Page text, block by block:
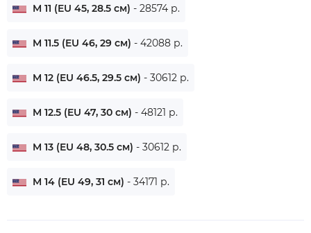
M 11 (EU 45, 28.5 см) - 28574 р.
M 11.5 (EU 46, 29 см) - 42088 р.
M 12 (EU 46.5, 29.5 см) - 30612 р.
M 12.5 (EU 47, 30 см) - 48121 р.
M 13 (EU 48, 30.5 см) - 30612 р.
M 14 (EU 49, 31 см) - 34171 р.